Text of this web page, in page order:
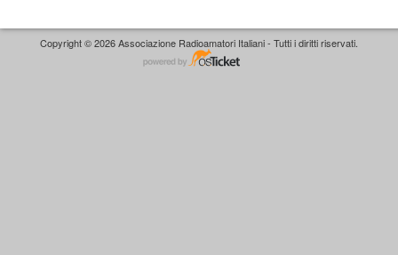
Copyright © 2026 Associazione Radioamatori Italiani - Tutti i diritti riservati.